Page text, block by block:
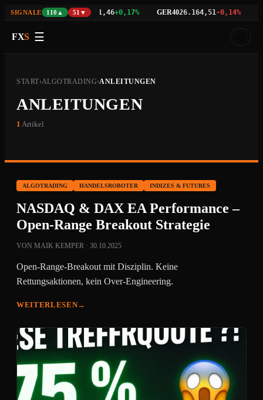
SIGNALE 110▲ 51▼
+0,00% NAS10029.471,46+0,17% GER4026.164,51-0,14%
FXS ☰
START›ALGOTRADING›ANLEITUNGEN
ANLEITUNGEN
1 Artikel
ALGOTRADING HANDELSROBOTER INDIZES & FUTURES
NASDAQ & DAX EA Performance –
Open-Range Breakout Strategie
VON MAIK KEMPER · 30.10.2025
Open-Range-Breakout mit Disziplin. Keine
Rettungsaktionen, kein Over-Engineering.
WEITERLESEN→